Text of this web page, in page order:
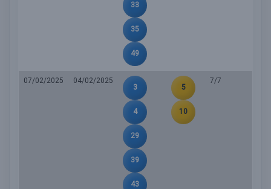
33
35
49
07/02/2025
04/02/2025
3
4
29
39
43
5
10
7/7